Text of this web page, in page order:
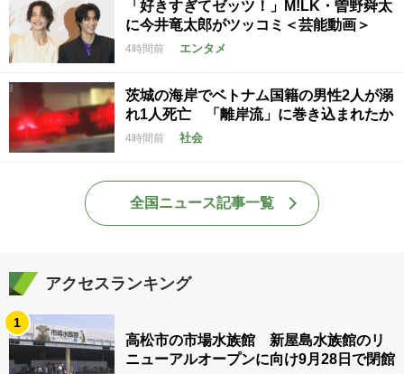
「好きすぎてゼッツ！」M!LK・曽野舜太
に今井竜太郎がツッコミ＜芸能動画＞
4時間前 エンタメ
茨城の海岸でベトナム国籍の男性2人が溺
れ1人死亡 「離岸流」に巻き込まれたか
4時間前 社会
全国ニュース記事一覧
アクセスランキング
1
高松市の市場水族館 新屋島水族館のリ
ニューアルオープンに向け9月28日で閉館